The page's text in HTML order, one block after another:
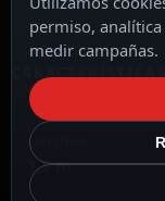
VER TODAS LAS
Longitud
1,5 m
permiso,
medir campañas.